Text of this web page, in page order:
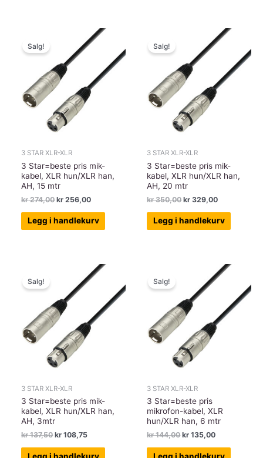
Salg!
3 STAR XLR-XLR
3 Star=beste pris mik-
kabel, XLR hun/XLR han,
AH, 15 mtr
kr274,00Opprinnelig
var:
kr 274,00.
kr 256,00Nåværende
er:
kr 256,00.
Legg i handlekurv
Salg!
3 STAR XLR-XLR
3 Star=beste pris mik-
kabel, XLR hun/XLR han,
AH, 20 mtr
kr350,00Opprinnelig
var:
kr 350,00.
kr 329,00Nåværende
er:
kr 329,00.
Legg i handlekurv
Salg!
3 STAR XLR-XLR
3 Star=beste pris mik-
kabel, XLR hun/XLR han,
AH, 3mtr
kr137,50Opprinnelig
var:
kr 108,75Nåværende
er:
Salg!
3 STAR XLR-XLR
3 Star=beste pris
mikrofon-kabel, XLR
hun/XLR han, 6 mtr
kr144,00Opprinnelig
var:
kr 135,00Nåværende
er: